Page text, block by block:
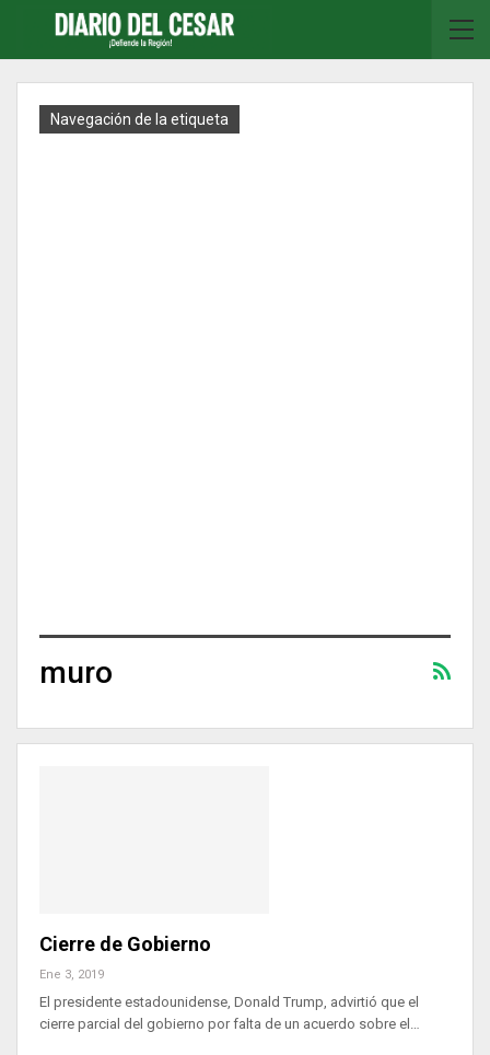
Navegación de la etiqueta
muro
Cierre de Gobierno
Ene 3, 2019
El presidente estadounidense, Donald Trump, advirtió que el
cierre parcial del gobierno por falta de un acuerdo sobre el…